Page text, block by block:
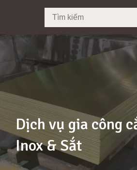
Tim
kiếm:
Dịch vụ gia công
Inox & Sắt